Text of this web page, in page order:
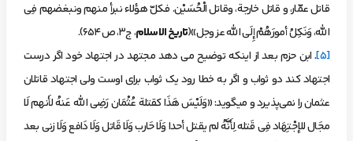
قاتل عمّار، و قاتل خارجة، وقاتل الْحُسَيْن. فكلّ هؤلاء نبرأ منهم ونبغضهم فِي
الله، وَنَكِلُ أمورَهُمْ إِلَى الله عز وجل»(تاریخ الاسلام، ج3، ص654).
[5] . ابن حزم بعد از اینکه توضیح می دهد مجتهد در اجتهاد خود اگر درست
اجتهاد کند دو ثواب و اگر به خطا رود یک ثواب برای اوست ولی اجتهاد قاتلان
عثمان را نمی‎‌پذیرد و می­گوید: «وَلَيْسَ هَذَا كقتلة عُثْمَان رَضِي الله عَنهُ لأَنهم لَا
مجَال للإجْتِهَاد فِي قَتله لِأَنَّهُ لم يقتل أحدا وَلَا حَارب وَلَا قَاتل وَلَا دَافع وَلَا زنى بعد